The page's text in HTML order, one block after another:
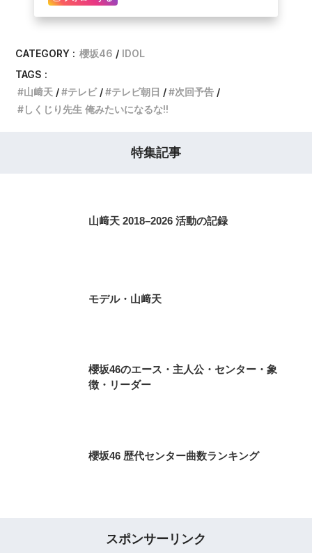
CATEGORY : 櫻坂46
IDOL
TAGS :
山﨑天
テレビ テレビ朝日
次回予告
しくじり先生 俺みたいになるな!!
特集記事
山﨑天 2018–2026 活動の記録
モデル・山﨑天
櫻坂46のエース・主人公・センター・象
徴・リーダー
櫻坂46 歴代センター曲数ランキング
スポンサーリンク